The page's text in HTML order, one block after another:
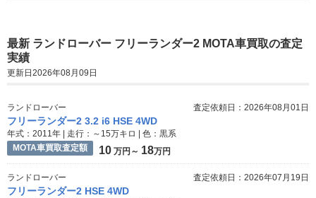
最新 ランドローバー フリーランダー2 MOTA車買取の査定
実績
更新日2026年08月09日
ランドローバー 査定依頼日：2026年08月01日
フリーランダー2 3.2 i6 HSE 4WD
年式：2011年 | 走行：～15万キロ | 色：黒系
MOTA車買取査定額
10 万円～ 18万円
ランドローバー 査定依頼日：2026年07月19日
フリーランダー2 HSE 4WD